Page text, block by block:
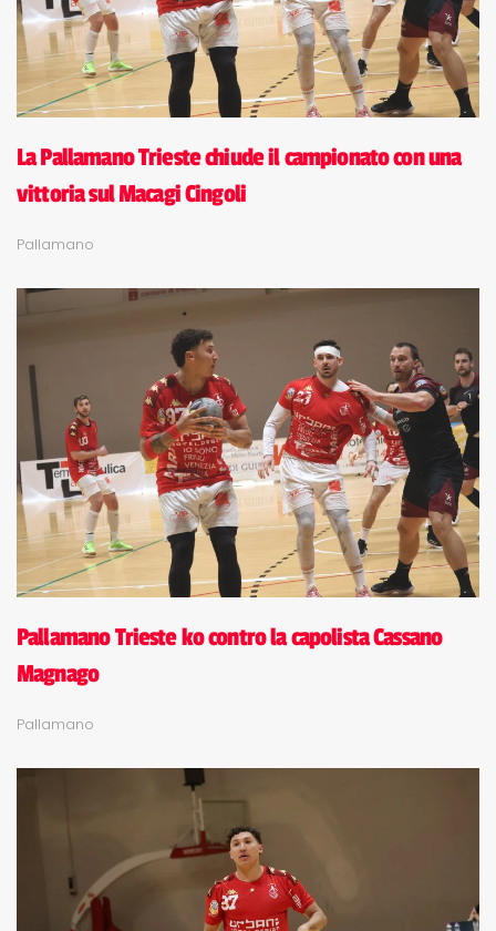
La Pallamano Trieste chiude il campionato con una
vittoria sul Macagi Cingoli
Pallamano
Pallamano Trieste ko contro la capolista Cassano
Magnago
Pallamano